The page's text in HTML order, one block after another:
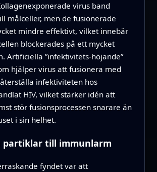
virus band
målceller, men de fusionerade
mindre effektivt, vilket innebär
blockerades på ett mycket
Artificiella ”infektivitets‑höjande”
hjälper virus att fusio­nera med
infektiviteten hos
HIV, vilket stärker idén att
stör fusionsprocessen snarare än
i sin helhet.
partiklar till immunlarm
fyndet var att